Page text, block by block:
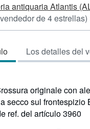
antiquaria Atlantis
de 4 estrellas)
Los detalles del
originale con
secco sul frontespizio
ref. del artículo 3960